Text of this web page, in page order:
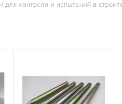
для контроля и испытаний в